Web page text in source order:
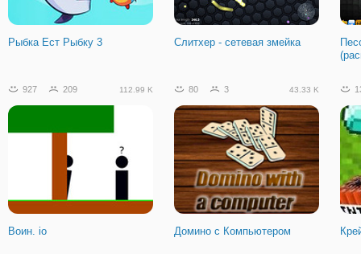
Рыбка Ест Рыбку 3 Слитхер - сетевая змейка
927 209 112.99 K
Воин. io
80 3 43.33 K
Домино с Компьютером